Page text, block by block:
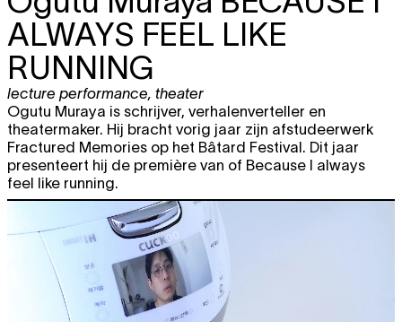
ALWAYS FEEL LIKE
RUNNING
lecture performance, theater
Ogutu Muraya is schrijver, verhalenverteller en
theatermaker. Hij bracht vorig jaar zijn afstudeerwerk
Fractured Memories op het Bâtard Festival. Dit jaar
presenteert hij de première van of Because I always
feel like running.